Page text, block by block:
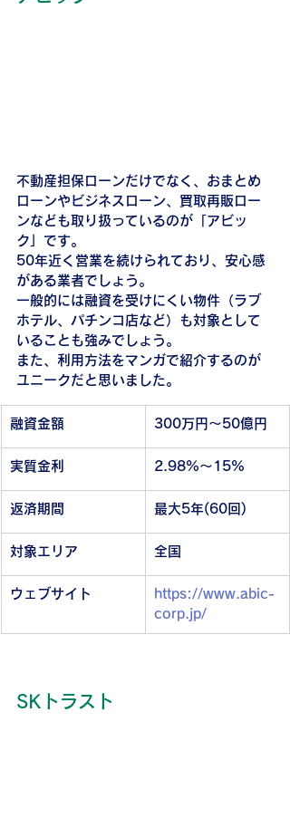
不動産担保ローンだけでなく、おまとめ
ローンやビジネスローン、買取再販ロー
ンなども取り扱っているのが「アビッ
ク」です。
50年近く営業を続けられており、安心感
がある業者でしょう。
一般的には融資を受けにくい物件（ラブ
ホテル、パチンコ店など）も対象として
いることも強みでしょう。
また、利用方法をマンガで紹介するのが
ユニークだと思いました。
融資金額 300万円～50億円
実質金利 2.98%～15%
返済期間 最大5年(60回)
対象エリア 全国
ウェブサイト
https://www.abic-
corp.jp/
SKトラスト